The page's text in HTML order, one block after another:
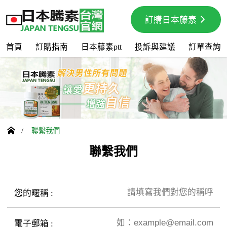
訂購日本藤素
首頁 訂購指南 日本藤素ptt 投訴與建議 訂單查詢
 / 聯繫我們
聯繫我們
您的暱稱 :
電子郵箱 :